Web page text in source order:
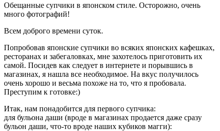
Обещанные супчики в японском стиле. Осторожно, очень
много фотографий!
Всем доброго времени суток.
Попробовав японские супчики во всяких японских кафешках,
ресторанах и забегаловках, мне захотелось приготовить их
самой. Посидев как следует в интернете и порывшись в
магазинах, я нашла все необходимое. На вкус получилось
очень хорошо и весьма похоже на то, что я пробовала.
Преступим к готовке:)
Итак, нам понадобится для первого супчика:
для бульона даши (вроде в магазинах продается даже сразу
бульон даши, что-то вроде наших кубиков магги):